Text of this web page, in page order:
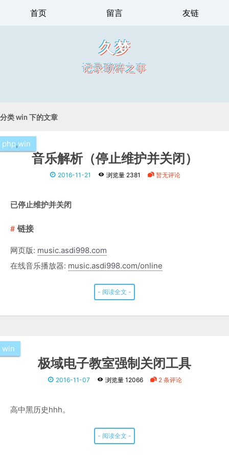
首页 留言 友链
久梦
记录琐碎之事
分类 win 下的文章
php,win
音乐解析（停止维护并关闭）
2016-11-21 浏览量 2381 暂无评论
已停止维护并关闭
链接
网页版: music.asdi998.com
在线音乐播放器: music.asdi998.com/online
- 阅读全文 -
win
极域电子教室强制关闭工具
2016-11-07 浏览量 12066 2 条评论
高中黑历史hhh。
- 阅读全文 -